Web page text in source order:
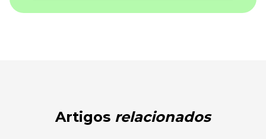
Artigos relacionados